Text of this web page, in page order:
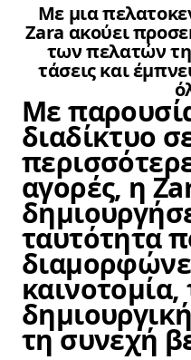
Με μια
Zara ακούει
των πελατών
τάσεις και
Με
διαδίκτυο
αγορές, η
ταυτότητα
καινοτομία,
τη συνεχή